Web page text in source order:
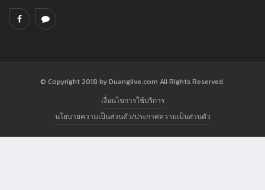
© Copyright 2018 by Duanglive.com All Rights Reserved.
เงื่อนไขการใช้บริการ
นโยบายความเป็นส่วนตัว/ประกาศความเป็นส่วนตัว